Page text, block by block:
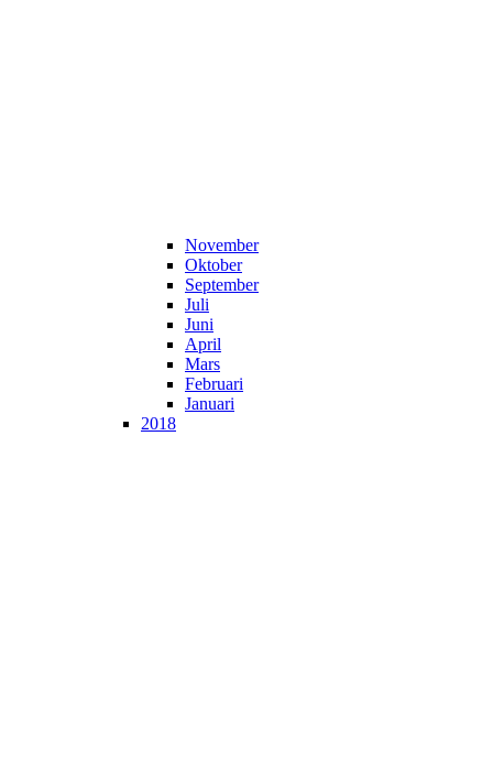
November
Oktober
September
Juli
Juni
April
Mars
Februari
Januari
2018